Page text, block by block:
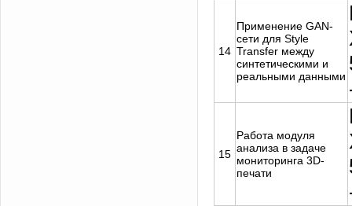
14
Применение GAN-
сети для Style
Transfer между
синтетическими и
реальными данными
15
Работа модуля
анализа в задаче
мониторинга 3D-
печати